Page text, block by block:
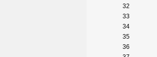
32
33
34
35
36